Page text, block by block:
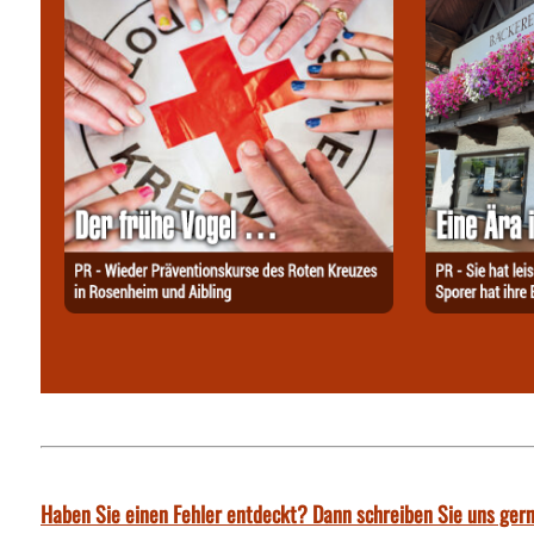
Haben Sie einen Fehler entdeckt? Dann schreiben Sie uns